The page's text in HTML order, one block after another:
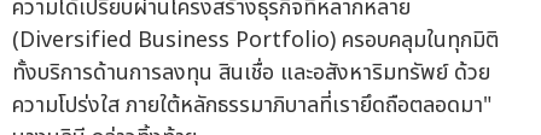
ความได้เปรียบผ่านโครงสร้างธุรกิจที่หลากหลาย
(Diversified Business Portfolio) ครอบคลุมในทุกมิติ
ทั้งบริการด้านการลงทุน สินเชื่อ และอสังหาริมทรัพย์ ด้วย
ความโปร่งใส ภายใต้หลักธรรมาภิบาลที่เรายึดถือตลอดมา"